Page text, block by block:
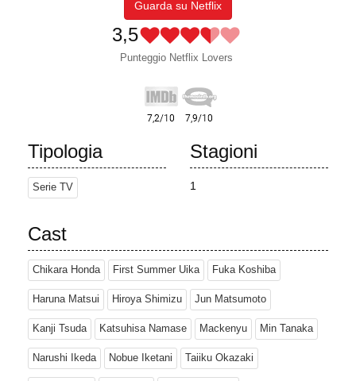
Guarda su Netflix
3,5
Punteggio Netflix Lovers
Tipologia
Serie TV
Stagioni
1
Cast
Chikara Honda First Summer Uika Fuka Koshiba
Haruna Matsui Hiroya Shimizu Jun Matsumoto
Kanji Tsuda Katsuhisa Namase Mackenyu Min Tanaka
Narushi Ikeda Nobue Iketani Taiiku Okazaki